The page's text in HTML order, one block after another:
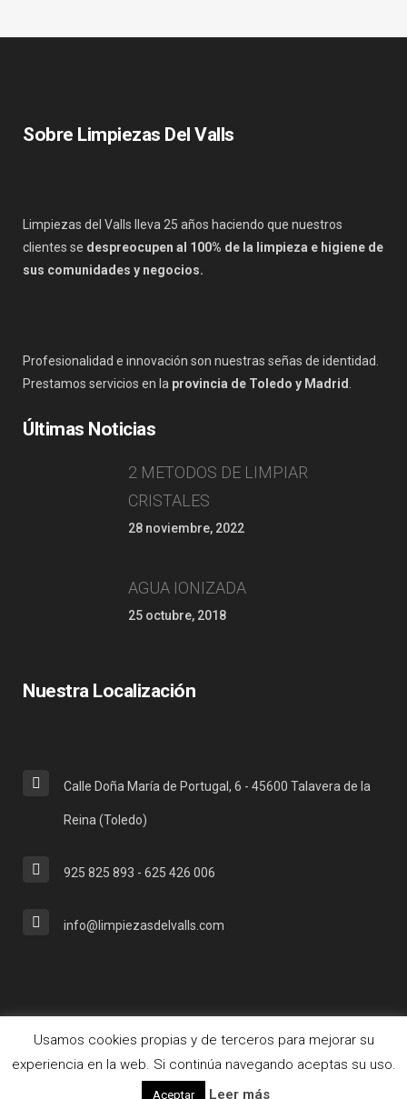
Sobre Limpiezas Del Valls
Limpiezas del Valls lleva 25 años haciendo que nuestros
clientes se despreocupen al 100% de la limpieza e higiene de
sus comunidades y negocios.
Profesionalidad e innovación son nuestras señas de identidad.
Prestamos servicios en la provincia de Toledo y Madrid
Últimas Noticias
2 METODOS DE LIMPIAR
CRISTALES
28 noviembre, 2022
AGUA IONIZADA
25 octubre, 2018
Nuestra Localización
Calle Doña María de Portugal, 6 - 45600 Talavera de la
Reina (Toledo)
925 825 893 - 625 426 006
info@limpiezasdelvalls.com
Política de privacidad
Usamos cookies propias y de terceros para mejorar su
experiencia en la web. Si continúa navegando aceptas su uso.
Aceptar Leer más